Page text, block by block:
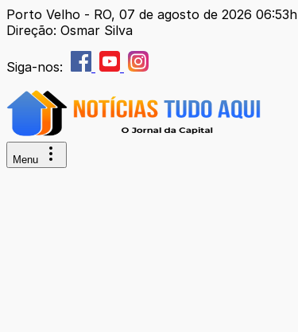
Porto Velho - RO, 07 de agosto de 2026 06:53h
Direção: Osmar Silva
Siga-nos:
Menu